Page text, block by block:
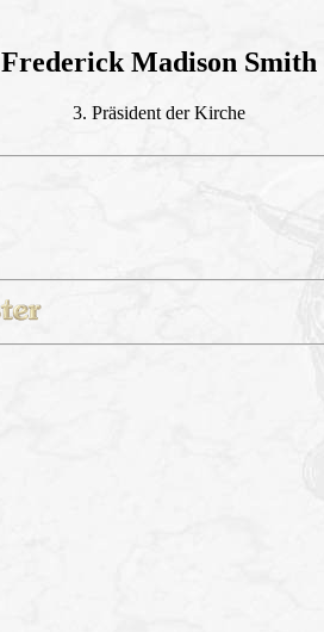
Frederick Madison Smith
3. Präsident der Kirche